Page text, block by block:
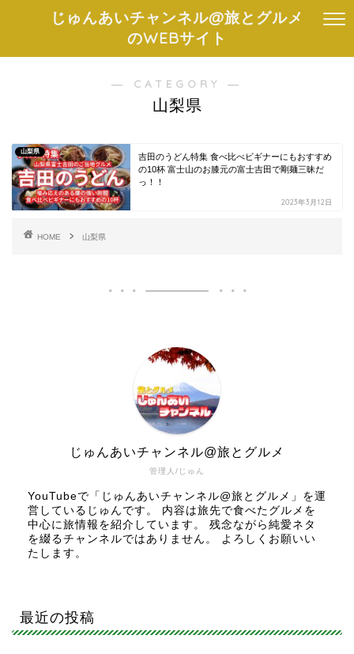
じゅんあいチャンネル@旅とグルメ
のWEBサイト
― CATEGORY ―
山梨県
山梨県
吉田のうどん特集 食べ比べビギナーにもおすすめ
の10杯 富士山のお膝元の富士吉田で剛麺三昧だ
っ！！
2023年3月12日
HOME 山梨県
管理人/じゅん
じゅんあいチャンネル@旅とグルメ
YouTubeで「じゅんあいチャンネル@旅とグルメ」を運
営しているじゅんです。 内容は旅先で食べたグルメを
中心に旅情報を紹介しています。 残念ながら純愛ネタ
を綴るチャンネルではありません。 よろしくお願いい
たします。
最近の投稿